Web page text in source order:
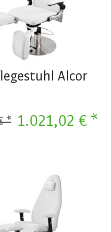
Alcor
1.021,02 € *
*